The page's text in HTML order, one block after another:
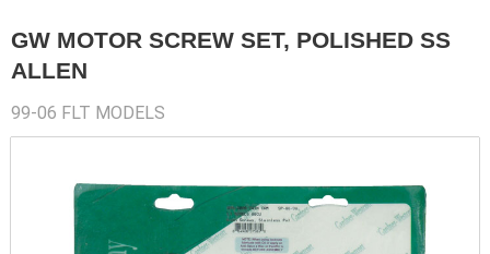
GW MOTOR SCREW SET, POLISHED SS
ALLEN
99-06 FLT MODELS